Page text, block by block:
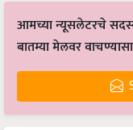
आमच्या न्यूसलेटरचे
बातम्या मेलवर